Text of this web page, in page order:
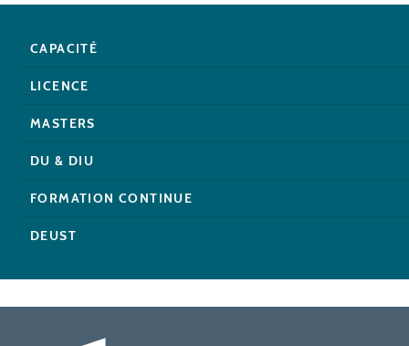
CAPACITÉ
LICENCE
MASTERS
DU & DIU
FORMATION CONTINUE
DEUST